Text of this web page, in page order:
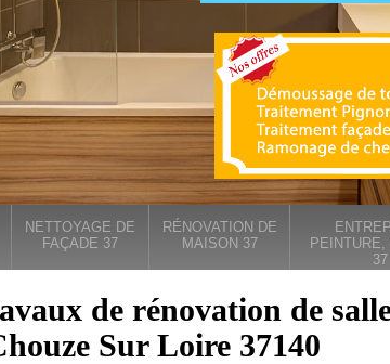
NETTOYAGE DE
FAÇADE 37
RÉNOVATION DE
MAISON 37
37
de rénovation de
Sur Loire 37140